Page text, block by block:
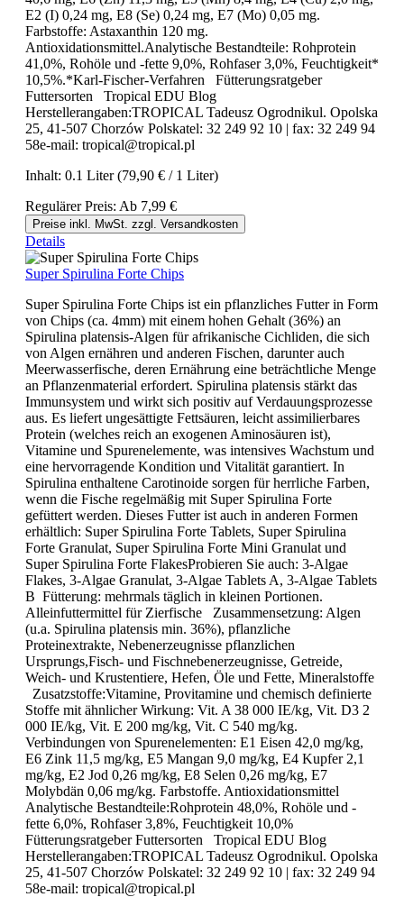
E2 (I) 0,24 mg, E8 (Se) 0,24 mg, E7 (Mo) 0,05 mg.
Farbstoffe: Astaxanthin 120 mg.
Antioxidationsmittel.Analytische Bestandteile: Rohprotein
41,0%, Rohöle und -fette 9,0%, Rohfaser 3,0%, Feuchtigkeit*
10,5%.*Karl-Fischer-Verfahren Fütterungsratgeber
Futtersorten Tropical EDU Blog
Herstellerangaben:TROPICAL Tadeusz Ogrodnikul. Opolska
25, 41-507 Chorzów Polskatel: 32 249 92 10 | fax: 32 249 94
58e-mail: tropical@tropical.pl
Inhalt: 0.1 Liter(79,90 € / 1 Liter)
Regulärer Preis: Ab 7,99 €
Preise inkl. MwSt. zzgl. Versandkosten
Details
Super Spirulina Forte Chips
Super Spirulina Forte Chips ist ein pflanzliches Futter in Form
von Chips (ca. 4mm) mit einem hohen Gehalt (36%) an
Spirulina platensis-Algen für afrikanische Cichliden, die sich
von Algen ernähren und anderen Fischen, darunter auch
Meerwasserfische, deren Ernährung eine beträchtliche Menge
an Pflanzenmaterial erfordert. Spirulina platensis stärkt das
Immunsystem und wirkt sich positiv auf Verdauungsprozesse
aus. Es liefert ungesättigte Fettsäuren, leicht assimilierbares
Protein (welches reich an exogenen Aminosäuren ist),
Vitamine und Spurenelemente, was intensives Wachstum und
eine hervorragende Kondition und Vitalität garantiert. In
Spirulina enthaltene Carotinoide sorgen für herrliche Farben,
wenn die Fische regelmäßig mit Super Spirulina Forte
gefüttert werden. Dieses Futter ist auch in anderen Formen
erhältlich: Super Spirulina Forte Tablets, Super Spirulina
Forte Granulat, Super Spirulina Forte Mini Granulat und
Super Spirulina Forte FlakesProbieren Sie auch: 3-Algae
Flakes, 3-Algae Granulat, 3-Algae Tablets A, 3-Algae Tablets
B Fütterung: mehrmals täglich in kleinen Portionen.
Alleinfuttermittel für Zierfische Zusammensetzung: Algen
(u.a. Spirulina platensis min. 36%), pflanzliche
Proteinextrakte, Nebenerzeugnisse pflanzlichen
Ursprungs,Fisch- und Fischnebenerzeugnisse, Getreide,
Weich- und Krustentiere, Hefen, Öle und Fette, Mineralstoffe
Zusatzstoffe:Vitamine, Provitamine und chemisch definierte
Stoffe mit ähnlicher Wirkung: Vit. A 38 000 IE/kg, Vit. D3 2
000 IE/kg, Vit. E 200 mg/kg, Vit. C 540 mg/kg.
Verbindungen von Spurenelementen: E1 Eisen 42,0 mg/kg,
E6 Zink 11,5 mg/kg, E5 Mangan 9,0 mg/kg, E4 Kupfer 2,1
mg/kg, E2 Jod 0,26 mg/kg, E8 Selen 0,26 mg/kg, E7
Molybdän 0,06 mg/kg. Farbstoffe. Antioxidationsmittel
Analytische Bestandteile:Rohprotein 48,0%, Rohöle und -
fette 6,0%, Rohfaser 3,8%, Feuchtigkeit 10,0%
Fütterungsratgeber Futtersorten Tropical EDU Blog
Herstellerangaben:TROPICAL Tadeusz Ogrodnikul. Opolska
25, 41-507 Chorzów Polskatel: 32 249 92 10 | fax: 32 249 94
58e-mail: tropical@tropical.pl